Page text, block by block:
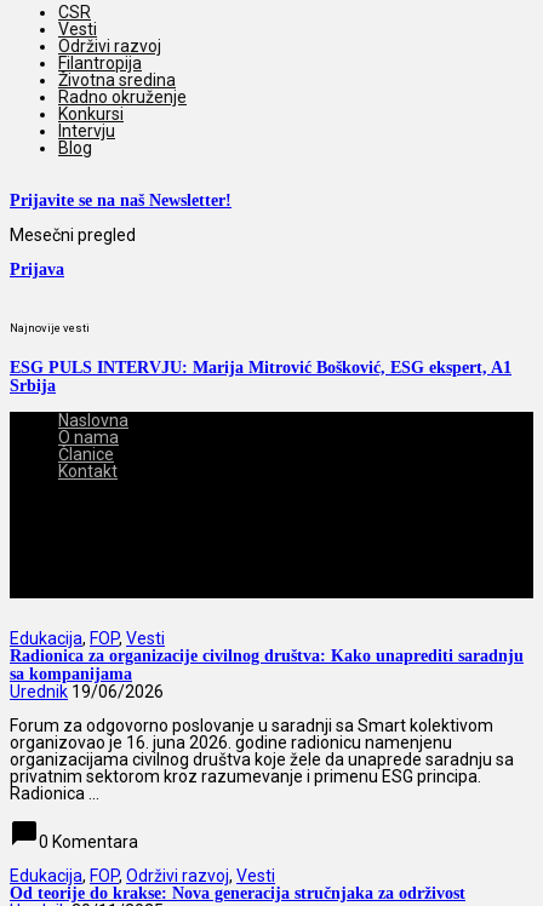
CSR
Vesti
Održivi razvoj
Filantropija
Životna sredina
Radno okruženje
Konkursi
Intervju
Blog
Prijavite se na naš Newsletter!
Mesečni pregled
Prijava
Najnovije vesti
ESG PULS INTERVJU: Marija Mitrović Bošković, ESG ekspert, A1
Srbija
Naslovna
O nama
Članice
Kontakt
Edukacija, FOP, Vesti
Radionica za organizacije civilnog društva: Kako unaprediti saradnju
sa kompanijama
Urednik 19/06/2026
Forum za odgovorno poslovanje u saradnji sa Smart kolektivom
organizovao je 16. juna 2026. godine radionicu namenjenu
organizacijama civilnog društva koje žele da unaprede saradnju sa
privatnim sektorom kroz razumevanje i primenu ESG principa.
Radionica ...
chat_bubble0 Komentara
Edukacija, FOP, Održivi razvoj, Vesti
Od teorije do krakse: Nova generacija stručnjaka za održivost